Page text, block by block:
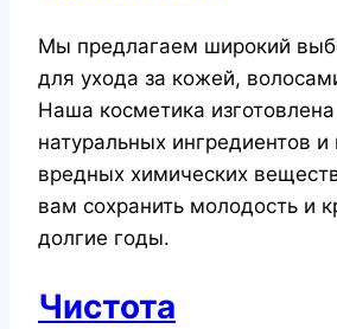
Мы предлагаем широкий
для ухода за кожей,
Наша косметика изготовлена
натуральных ингредиентов
вредных химических
вам сохранить молодость и
долгие годы.
Чистота